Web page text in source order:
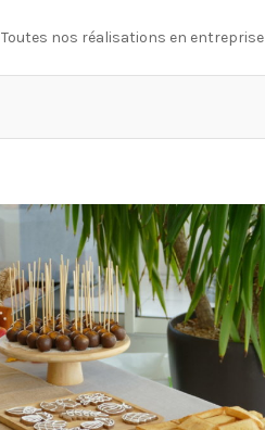
Toutes nos réalisations en entreprise